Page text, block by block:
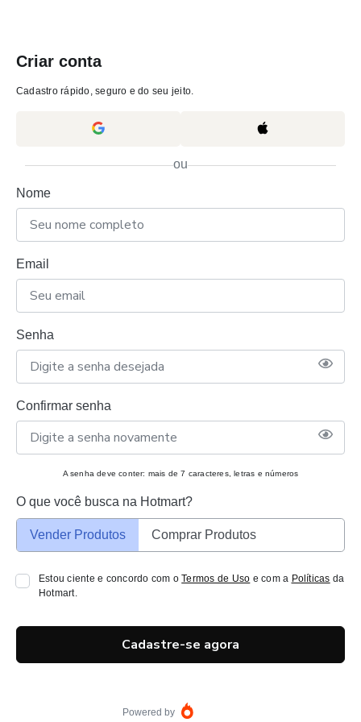
Criar conta
Cadastro rápido, seguro e do seu jeito.
ou
Nome
Email
Senha
Confirmar senha
A senha deve conter: mais de 7 caracteres, letras e números
O que você busca na Hotmart?
Vender Produtos Comprar Produtos
Estou ciente e concordo com oTermos de Uso e com a Políticas da
Hotmart.
Cadastre-se agora
Powered by